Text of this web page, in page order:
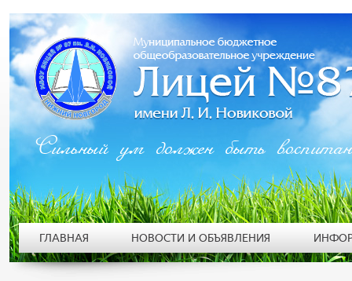
Сильный ум должен быть
ГЛАВНАЯ НОВОСТИ И ОБЪЯВЛЕНИЯ